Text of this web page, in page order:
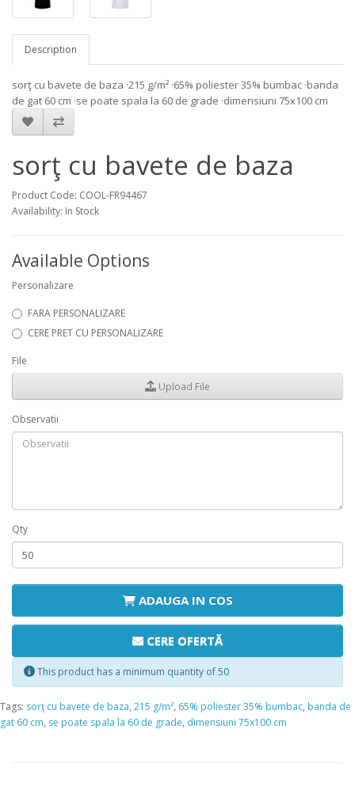
Description
sorţ cu bavete de baza ·215 g/m² ·65% poliester 35% bumbac ·banda
de gat 60 cm ·se poate spala la 60 de grade ·dimensiuni 75x100 cm
sorţ cu bavete de baza
Product Code: COOL-FR94467
Availability: In Stock
Available Options
Personalizare
FARA PERSONALIZARE
CERE PRET CU PERSONALIZARE
File
Upload File
Observatii
Qty
ADAUGA IN COS
CERE OFERTĂ
This product has a minimum quantity of 50
Tags: sorţ cu bavete de baza, 215 g/m², 65% poliester 35% bumbac, banda de
gat 60 cm, se poate spala la 60 de grade, dimensiuni 75x100 cm